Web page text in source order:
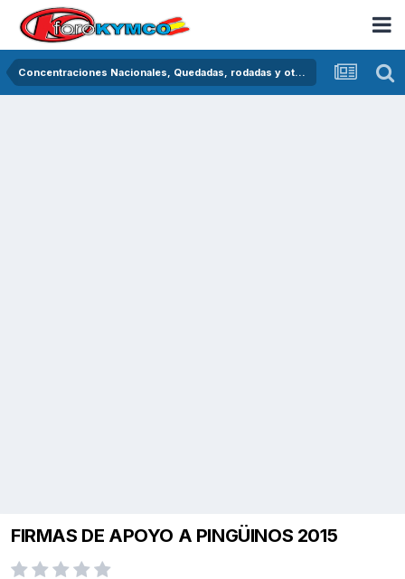
Concentraciones Nacionales, Quedadas, rodadas y otras crónicas del asfalto
FIRMAS DE APOYO A PINGÜINOS 2015